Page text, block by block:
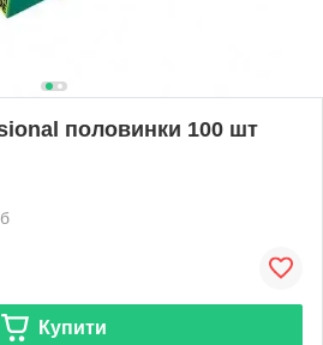
половинки 100 шт
Купити